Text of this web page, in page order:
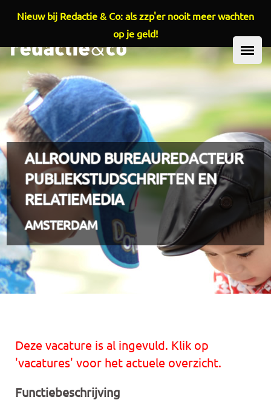
Overslaan en naar de inhoud gaan
HOOFDMENU
ALLROUND BUREAUREDACTEUR
PUBLIEKSTIJDSCHRIFTEN EN
RELATIEMEDIA
AMSTERDAM
Deze vacature is al ingevuld. Klik op
'vacatures' voor het actuele overzicht.
Functiebeschrijving
Nieuw bij Redactie & Co: als zzp'er nooit meer wachten
op je geld!